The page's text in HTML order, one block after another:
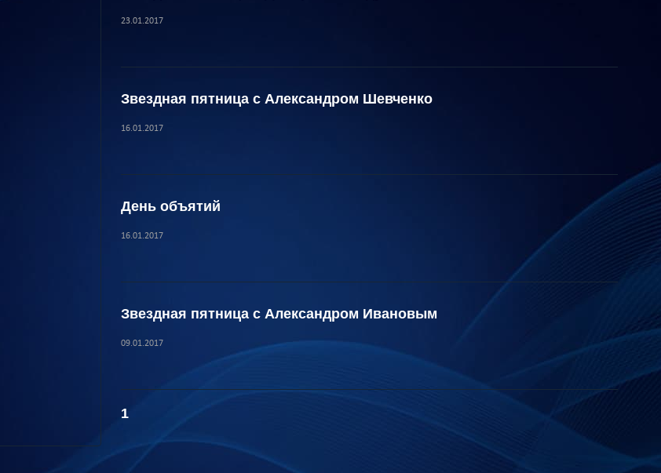
23.01.2017
Звездная пятница с Александром Шевченко
16.01.2017
День объятий
16.01.2017
Звездная пятница с Александром Ивановым
09.01.2017
1